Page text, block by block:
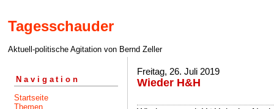
Tagesschauder
Aktuell-politische Agitation von Bernd Zeller
Navigation
Startseite
Themen
Freitag, 26. Juli 2019
Wieder H&H